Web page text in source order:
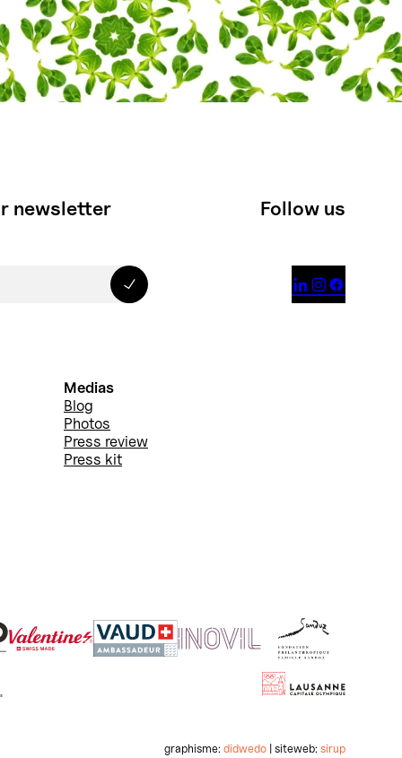
newsletter
Medias
Blog
Photos
Press review
Press kit
Follow us
  
graphisme:didwedo | siteweb:sirup